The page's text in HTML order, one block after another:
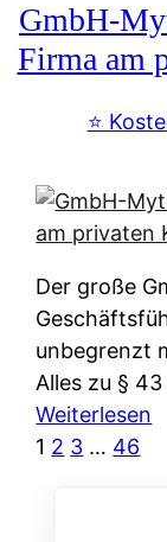
e
r
s
i
c
h
e
t
e
u
d
n
l
c
h
e
n
t
e
u
e
r
k
l
ä
u
GmbH-
Firma am
⭐️
Der große
unbegrenzt
Alles zu §
Weiterlesen
1 2 3 … 46